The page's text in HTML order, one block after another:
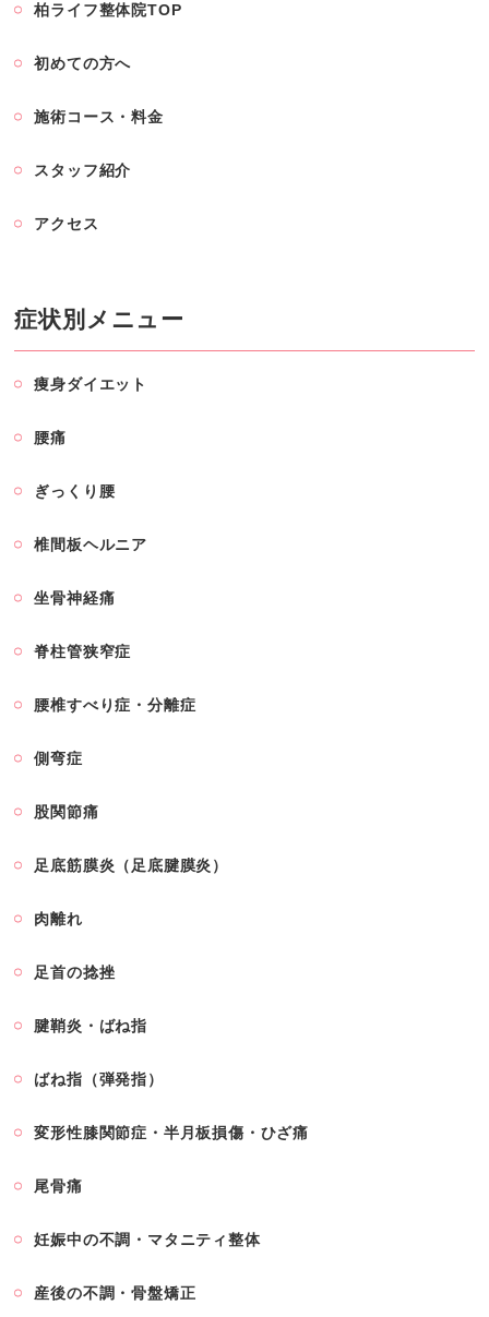
柏ライフ整体院TOP
初めての方へ
施術コース・料金
スタッフ紹介
アクセス
症状別メニュー
痩身ダイエット
腰痛
ぎっくり腰
椎間板ヘルニア
坐骨神経痛
脊柱管狭窄症
腰椎すべり症・分離症
側弯症
股関節痛
足底筋膜炎（足底腱膜炎）
肉離れ
足首の捻挫
腱鞘炎・ばね指
ばね指（弾発指）
変形性膝関節症・半月板損傷・ひざ痛
尾骨痛
妊娠中の不調・マタニティ整体
産後の不調・骨盤矯正